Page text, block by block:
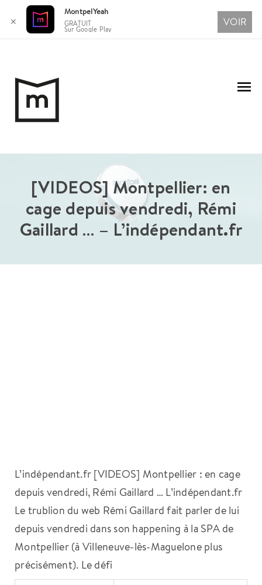
contenu
[VIDEOS] Montpellier: en
cage depuis vendredi, Rémi
Gaillard … – L’indépendant.fr
L’indépendant.fr [VIDEOS] Montpellier : en cage
depuis vendredi, Rémi Gaillard … L’indépendant.fr
Le trublion du web Rémi Gaillard fait parler de lui
depuis vendredi dans son happening à la SPA de
Montpellier (à Villeneuve-lès-Maguelone plus
précisément). Le défi
✕
MontpelYeah
GRATUIT
Sur Google Play
VOIR